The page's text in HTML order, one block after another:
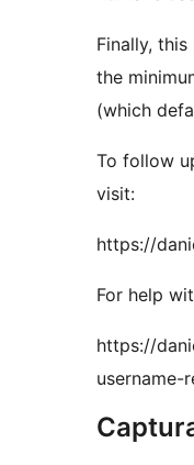
Finally,
the
(which
To follow
visit:
https://
For help
https://